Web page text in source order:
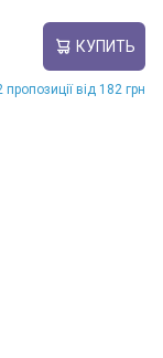
КУПИТЬ
від 182 грн